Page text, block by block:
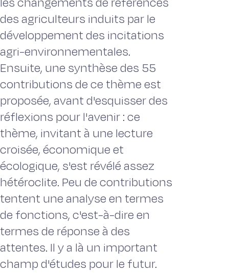
des agriculteurs induits par le
développement des incitations
agri-environnementales.
Ensuite, une synthèse des 55
contributions de ce thème est
proposée, avant d'esquisser des
réflexions pour l'avenir : ce
thème, invitant à une lecture
croisée, économique et
écologique, s'est révélé assez
hétéroclite. Peu de contributions
tentent une analyse en termes
de fonctions, c'est-à-dire en
termes de réponse à des
attentes. Il y a là un important
champ d'études pour le futur.